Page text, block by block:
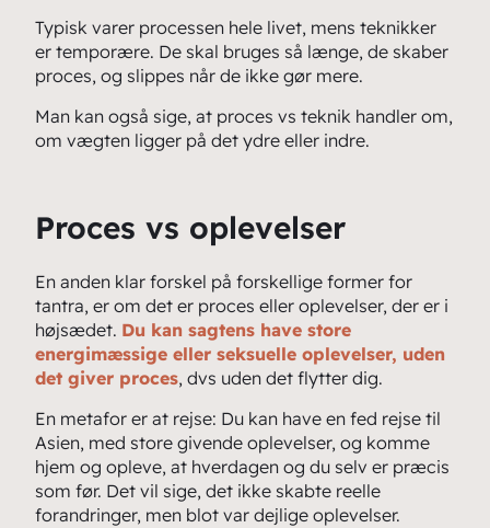
Typisk varer processen hele livet, mens teknikker
er temporære. De skal bruges så længe, de skaber
proces, og slippes når de ikke gør mere.
Man kan også sige, at proces vs teknik handler om,
om vægten ligger på det ydre eller indre.
Proces vs oplevelser
En anden klar forskel på forskellige former for
tantra, er om det er proces eller oplevelser, der er i
højsædet. Du kan sagtens have store
energimæssige eller seksuelle oplevelser, uden
det giver proces, dvs uden det flytter dig.
En metafor er at rejse: Du kan have en fed rejse til
Asien, med store givende oplevelser, og komme
hjem og opleve, at hverdagen og du selv er præcis
som før. Det vil sige, det ikke skabte reelle
forandringer, men blot var dejlige oplevelser.